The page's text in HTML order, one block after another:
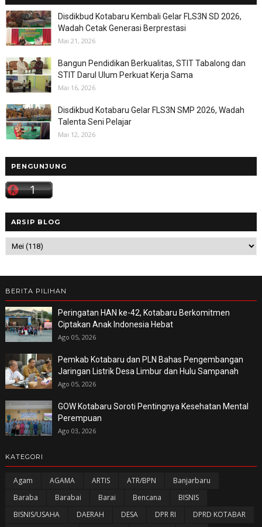
Disdikbud Kotabaru Kembali Gelar FLS3N SD 2026,
Wadah Cetak Generasi Berprestasi
Mai 21, 2026
Bangun Pendidikan Berkualitas, STIT Tabalong dan
STIT Darul Ulum Perkuat Kerja Sama
Mai 16, 2026
Disdikbud Kotabaru Gelar FLS3N SMP 2026, Wadah
Talenta Seni Pelajar
Mai 12, 2026
PENGUNJUNG
ARSIP BLOG
BERITA PILIHAN
Peringatan HAN ke-42, Kotabaru Berkomitmen
Ciptakan Anak Indonesia Hebat
Ago 05, 2026
Pemkab Kotabaru dan PLN Bahas Pengembangan
Jaringan Listrik Desa Limbur dan Hulu Sampanah
Ago 05, 2026
GOW Kotabaru Soroti Pentingnya Kesehatan Mental
Perempuan
Ago 03, 2026
KATEGORI
Agam AGAMA ARTIS ATR/BPN
Banjarbaru
Baraba
Barabai Barai Bencana
BISNIS
BISNIS/USAHA
DAERAH DESA DPR RI
DPRD KOTABAR